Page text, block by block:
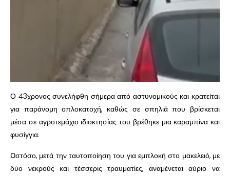
Ο 43χρονος συνελήφθη σήμερα από αστυνομικούς και κρατείται
για παράνομη οπλοκατοχή, καθώς σε σπηλιά που βρίσκεται
μέσα σε αγροτεμάχιο ιδιοκτησίας του βρέθηκε μια καραμπίνα και
φυσίγγια.
Ωστόσο, μετά την ταυτοποίηση του για εμπλοκή στο μακελειό, με
δύο νεκρούς και τέσσερις τραυματίες, αναμένεται αύριο να